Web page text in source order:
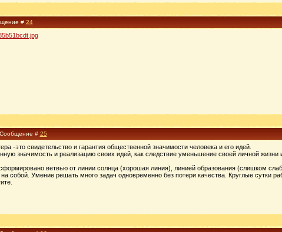
# 24
# 25
-это свидетельство и гарантия общественной значимости человека и его идей.
значимость и реализацию своих идей, как следствие уменьшение своей личной жизни
ветвью от линии солнца (хорошая линия), линией образования (слишком
собой. Умение решать много задач одновременно без потери качества. Круглые сутки